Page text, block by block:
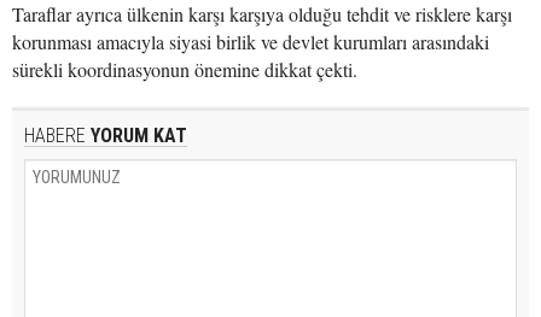
Taraflar ayrıca ülkenin karşı karşıya olduğu tehdit ve risklere karşı
korunması amacıyla siyasi birlik ve devlet kurumları arasındaki
sürekli koordinasyonun önemine dikkat çekti.
HABERE YORUM KAT